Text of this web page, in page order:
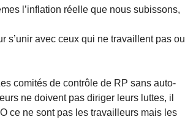
l’inflation réelle que nous subissons,
s’unir avec ceux qui ne travaillent pas ou
comités de contrôle de RP sans auto-
ne doivent pas diriger leurs luttes, il
ce ne sont pas les travailleurs mais les